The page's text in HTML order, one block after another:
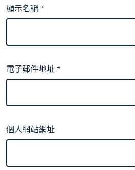
顯示名稱*
電子郵件地址*
個人網站網址